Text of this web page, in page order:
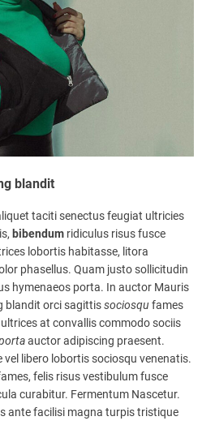
blandit
taciti senectus feugiat ultricies
bibendum ridiculus risus fusce
lobortis habitasse, litora
phasellus. Quam justo sollicitudin
hymenaeos porta. In auctor Mauris
blandit orci sagittissociosqu fames
ultrices at convallis commodo sociis
auctor adipiscing praesent.
libero lobortis sociosqu venenatis.
felis risus vestibulum fusce
curabitur. Fermentum Nascetur.
ante facilisi magna turpis tristique